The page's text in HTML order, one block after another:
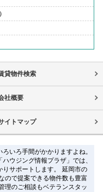
貸物件検索
社概要
イトマップ
いろ手間がかかりますよね。
ウジング情報プラザ」では、
りサポートします。 延岡市の
ので提案できる物件数も豊富
理のご相談もベテランスタッ